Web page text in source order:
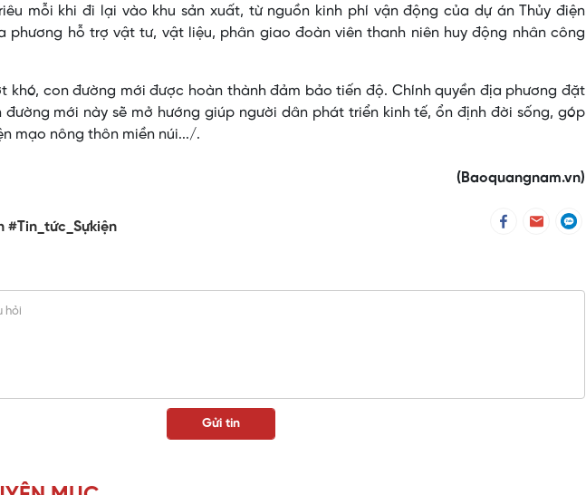
mỗi khi đi lại vào khu sản xuất, từ nguồn kinh phí vận động của dự án Thủy điện
phương hỗ trợ vật tư, vật liệu, phân giao đoàn viên thanh niên huy động nhân công
khó, con đường mới được hoàn thành đảm bảo tiến độ. Chính quyền địa phương đặt
đường mới này sẽ mở hướng giúp người dân phát triển kinh tế, ổn định đời sống, góp
mạo nông thôn miền núi.../.
(Baoquangnam.vn)
#Tin_tức_Sựkiện